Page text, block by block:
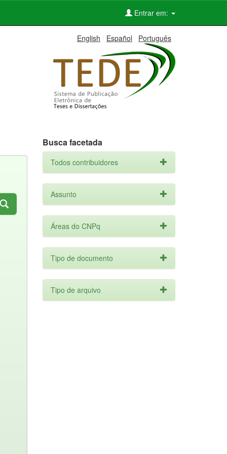
Entrar em:
English Español Português
Busca facetada
Todos contribuidores
Assunto
Áreas do CNPq
Tipo de documento
Tipo de arquivo